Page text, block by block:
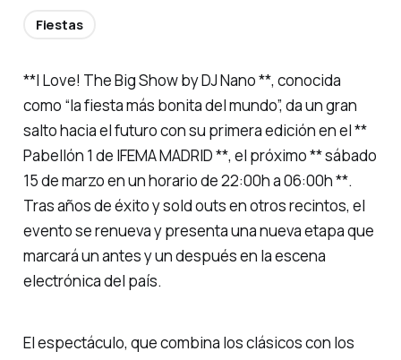
**I Love! The Big Show by DJ Nano **, conocida
como “la fiesta más bonita del mundo”, da un gran
salto hacia el futuro con su primera edición en el **
Pabellón 1 de IFEMA MADRID **, el próximo ** sábado
15 de marzo en un horario de 22:00h a 06:00h **.
Tras años de éxito y sold outs en otros recintos, el
evento se renueva y presenta una nueva etapa que
marcará un antes y un después en la escena
electrónica del país.
El espectáculo, que combina los clásicos con los
Fiestas